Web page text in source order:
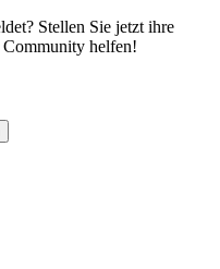
Stellen Sie jetzt ihre
Community helfen!